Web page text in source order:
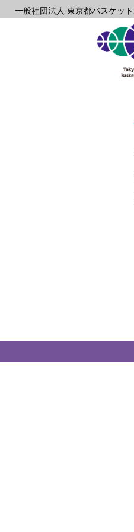
一般社団法人 東京都バスケッ